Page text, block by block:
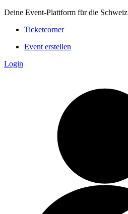
Deine Event-Plattform für die Schweiz
Ticketcorner
Event erstellen
Login